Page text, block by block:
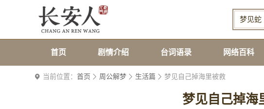
首页 剧情介绍 台词语录 网络百科
当前位置： 首页 周公解梦 生活篇 梦见自己掉海里被救
梦见自己掉海